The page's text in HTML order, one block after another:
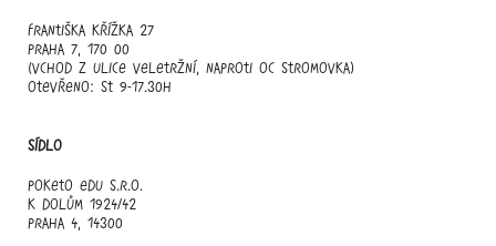
Františka Křížka 27
Praha 7, 170 00
(vchod z ulice Veletržní, naproti OC Stromovka)
otevřeno: st 9-17.30h
Sídlo
Poketo edu s.r.o.
K Dolům 1924/42
Praha 4, 14300